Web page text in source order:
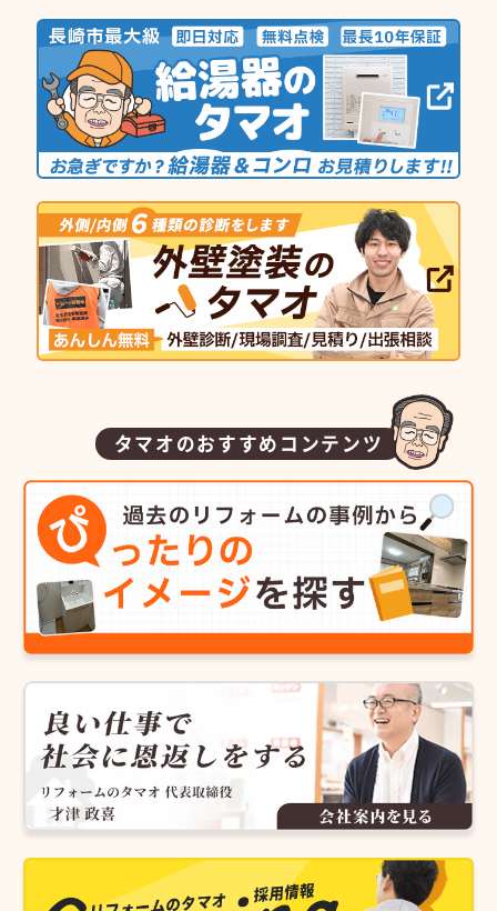
タマオのおすすめコンテンツ